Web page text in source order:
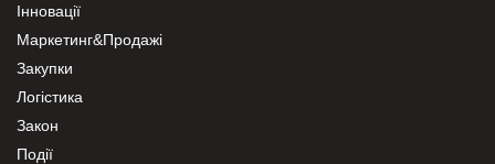
Інновації
Маркетинг&Продажі
Закупки
Логістика
Закон
Події